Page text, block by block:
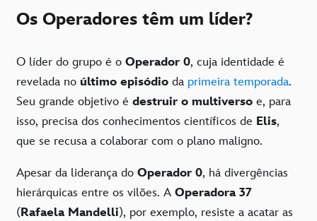
Os Operadores têm um líder?
O líder do grupo é o Operador 0, cuja identidade é
revelada no último episódio da primeira temporada.
Seu grande objetivo é destruir o multiverso e, para
isso, precisa dos conhecimentos científicos de Elis,
que se recusa a colaborar com o plano maligno.
Apesar da liderança do Operador 0, há divergências
hierárquicas entre os vilões. A Operadora 37
(Rafaela Mandelli), por exemplo, resiste a acatar as